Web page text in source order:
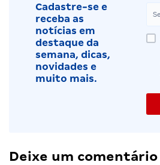
Cadastre-se e
receba as
notícias em
destaque da
semana, dicas,
novidades e
muito mais.
Deixe um comentário